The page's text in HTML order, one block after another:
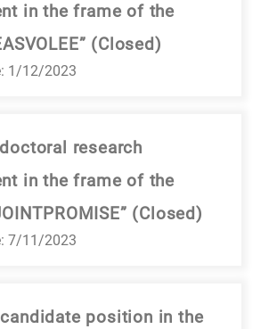
in the frame of the
(Closed)
1/12/2023
research
in the frame of the
(Closed)
7/11/2023
candidate position in the